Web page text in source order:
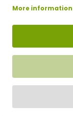
More information